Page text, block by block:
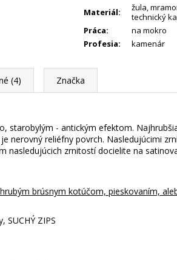
Materiál: žula
technický
Práca:
na mokro
Profesia: kamenár
(4) Značka
starobylým - antickým efektom.
nerovný reliéfny povrch. Nasledujúcimi
nasledujúcich zrnitostí docielite na
brúsnym kotúčom, pieskovaním,
SUCHÝ ZIPS